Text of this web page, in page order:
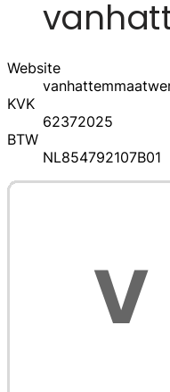
Website
KVK
62372025
BTW
NL854792107B01